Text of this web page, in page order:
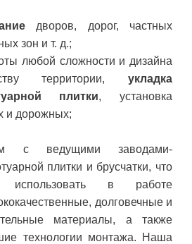
дворов, дорог, частных
зон и т. д.;
любой сложности и дизайна
территории, укладка
плитки, установка
и дорожных;
с ведущими заводами-
плитки и брусчатки, что
использовать в работе
долговечные и
материалы, а также
технологии монтажа. Наша